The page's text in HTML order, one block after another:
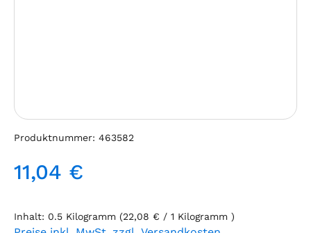
Produktnummer: 463582
Regulärer Preis:
11,04 €
Inhalt: 0.5 Kilogramm (22,08 € / 1 Kilogramm )